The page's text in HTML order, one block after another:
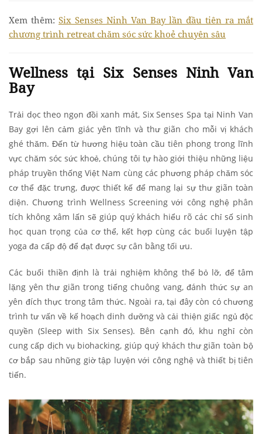
Xem thêm: Six Senses Ninh Van Bay lần đầu tiên ra mắt
chương trình retreat chăm sóc sức khoẻ chuyên sâu
Wellness tại Six Senses Ninh Van
Bay
Trải dọc theo ngọn đồi xanh mát, Six Senses Spa tại Ninh Van
Bay gợi lên cảm giác yên tĩnh và thư giãn cho mỗi vị khách
ghé thăm. Đến từ hương hiệu toàn cầu tiên phong trong lĩnh
vực chăm sóc sức khoẻ, chúng tôi tự hào giới thiệu những liệu
pháp truyền thống Việt Nam cùng các phương pháp chăm sóc
cơ thể đặc trưng, được thiết kế để mang lại sự thư giãn toàn
diện. Chương trình Wellness Screening với công nghệ phân
tích không xâm lấn sẽ giúp quý khách hiểu rõ các chỉ số sinh
học quan trọng của cơ thể, kết hợp cùng các buổi luyện tập
yoga đa cấp độ để đạt được sự cân bằng tối ưu.
Các buổi thiền định là trải nghiệm không thể bỏ lỡ, để tâm
lặng yên thư giãn trong tiếng chuông vang, đánh thức sự an
yên đích thực trong tâm thức. Ngoài ra, tại đây còn có chương
trình tư vấn về kế hoạch dinh dưỡng và cải thiện giấc ngủ độc
quyền (Sleep with Six Senses). Bên cạnh đó, khu nghỉ còn
cung cấp dịch vụ biohacking, giúp quý khách thư giãn toàn bộ
cơ bắp sau những giờ tập luyện với công nghệ và thiết bị tiên
tiến.